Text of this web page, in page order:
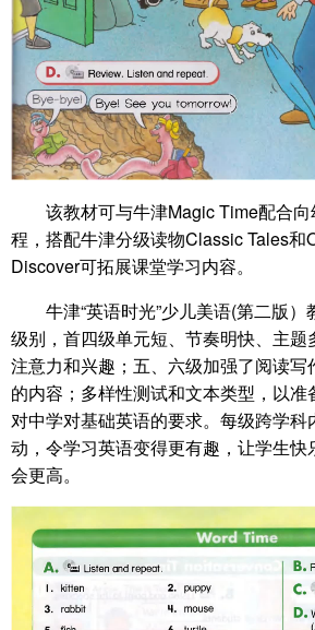
该教材可与牛津Magic Time配合
程，搭配牛津分级读物Classic Tales和
Discover可拓展课堂学习内容。
牛津“英语时光”少儿美语(第二版
级别，首四级单元短、节奏明快、主题
注意力和兴趣；五、六级加强了阅读写
的内容；多样性测试和文本类型，以
对中学对基础英语的要求。每级跨学科
动，令学习英语变得更有趣，让学生
会更高。